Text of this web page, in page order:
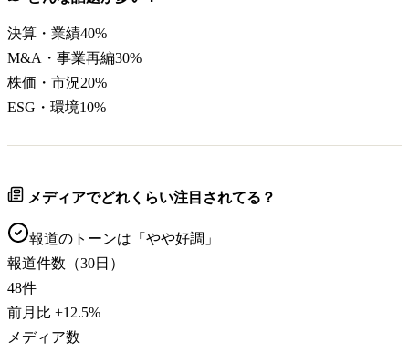
決算・業績40%
M&A・事業再編30%
株価・市況20%
ESG・環境10%
メディアでどれくらい注目されてる？
報道のトーンは「 やや好調 」
報道件数（30日）
48件
前月比 +12.5%
メディア数